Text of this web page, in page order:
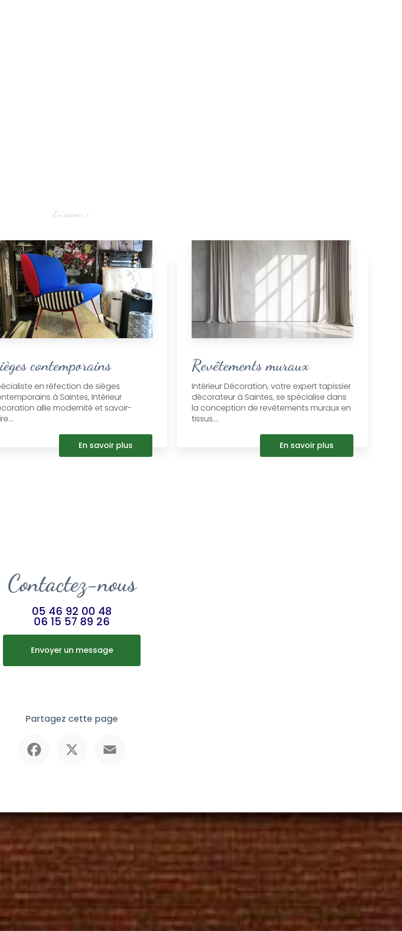
En savoir +
contemporains
en réfection de sièges
à Saintes, Intérieur
allie modernité et savoir-
En savoir plus
Revêtements muraux
Intérieur Décoration, votre expert tapissier
décorateur à Saintes, se spécialise dans
la conception de revêtements muraux en
tissus....
En savoir plus
Contactez-nous
05 46 92 00 48
06 15 57 89 26
Envoyer un message
Partagez cette page